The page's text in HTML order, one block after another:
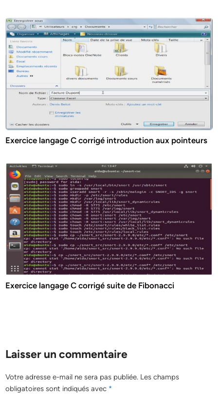
Exercice langage C corrigé introduction aux pointeurs
Exercice langage C corrigé suite de Fibonacci
Laisser un commentaire
Votre adresse e-mail ne sera pas publiée. Les champs
obligatoires sont indiqués avec *